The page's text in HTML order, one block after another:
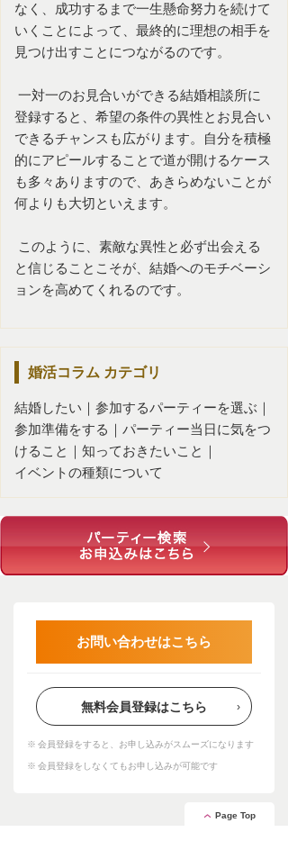
なく、成功するまで一生懸命努力を続けて
いくことによって、最終的に理想の相手を
見つけ出すことにつながるのです。
一対一のお見合いができる結婚相談所に
登録すると、希望の条件の異性とお見合い
できるチャンスも広がります。自分を積極
的にアピールすることで道が開けるケース
も多々ありますので、あきらめないことが
何よりも大切といえます。
このように、素敵な異性と必ず出会える
と信じることこそが、結婚へのモチベーシ
ョンを高めてくれるのです。
婚活コラム カテゴリ
結婚したい ｜ 参加するパーティーを選ぶ ｜
参加準備をする ｜ パーティー当日に気をつ
けること ｜ 知っておきたいこと ｜
イベントの種類について
お問い合わせはこちら
無料会員登録はこちら
会員登録をすると、お申し込みがスムーズになります
会員登録をしなくてもお申し込みが可能です
Page Top